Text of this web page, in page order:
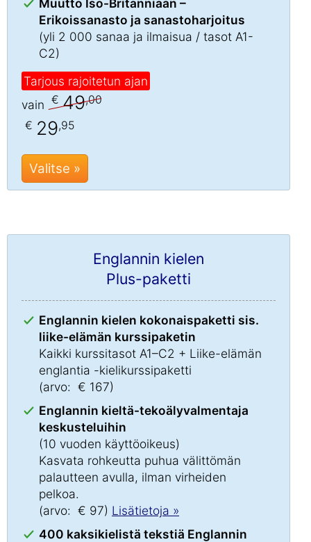
Muutto Iso-Britanniaan –
Erikoissanasto ja sanastoharjoitus
(yli 2 000 sanaa ja ilmaisua / tasot A1-
C2)
Tarjous rajoitetun ajan
vain € 49,00
€ 29,95
Valitse »
Englannin kielen
Plus-paketti
Englannin kielen kokonaispaketti sis.
liike-elämän kurssipaketin
Kaikki kurssitasot A1–C2 + Liike-elämän
englantia -kielikurssipaketti
(arvo: € 167)
Englannin kieltä-tekoälyvalmentaja
keskusteluihin
(10 vuoden käyttöoikeus)
Kasvata rohkeutta puhua välittömän
palautteen avulla, ilman virheiden
pelkoa.
(arvo: € 97) Lisätietoja »
400 kaksikielistä tekstiä Englannin